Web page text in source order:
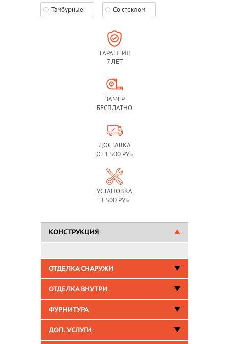
Тамбурные Со стеклом
ГАРАНТИЯ
7 ЛЕТ
ЗАМЕР
БЕСПЛАТНО
ДОСТАВКА
ОТ 1 500 РУБ
УСТАНОВКА
1 500 РУБ
КОНСТРУКЦИЯ
ОТДЕЛКА СНАРУЖИ
ОТДЕЛКА ВНУТРИ
ФУРНИТУРА
ДОП. УСЛУГИ